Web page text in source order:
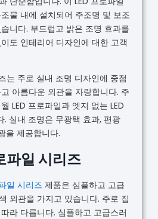
물 내에 설치되어 주조명 및 보조
니다. 부드럽고 밝은 조명 효과를
도 인테리어 디자인에 대한 고객
는 주로 실내 조명 디자인에 중점
아름다운 외관을 자랑합니다. 주
LED 프로파일과 엣지 없는 LED
. 실내 조명은 무광택 효과, 편광
을 제공합니다.
파일 시리즈
일 시리즈 제품은 심플하고 고급
외관을 가지고 있습니다. 주로 집
라 다릅니다. 심플하고 고급스러